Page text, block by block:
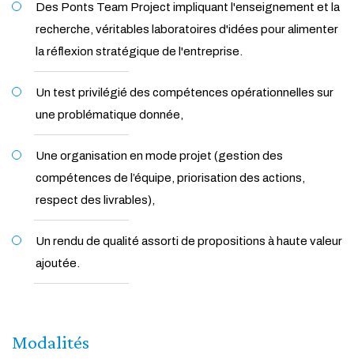
Des Ponts Team Project impliquant l'enseignement et la
recherche, véritables laboratoires d'idées pour alimenter
la réflexion stratégique de l'entreprise.
Un test privilégié des compétences opérationnelles sur
une problématique donnée,
Une organisation en mode projet (gestion des
compétences de l’équipe, priorisation des actions,
respect des livrables),
Un rendu de qualité assorti de propositions à haute valeur
ajoutée.
Modalités